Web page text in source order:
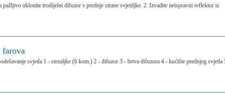
pažljivo uklonite trodijelni difuzor s prednje strane svjetiljke. 2. Izvadite neispravni reflektor iz
farova
svjetla 1 - stezaljke (6 kom.) 2 - difuzor 3 - brtva difuzora 4 - kućište prednjeg svjetla